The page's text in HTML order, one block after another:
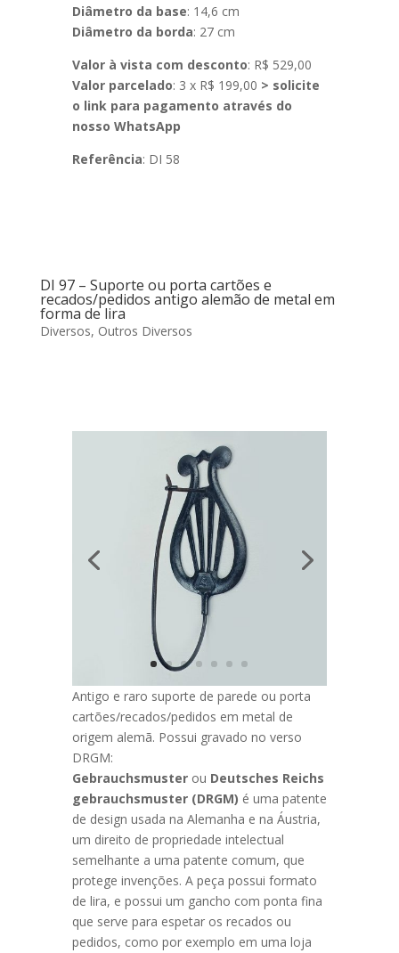
Diâmetro da base: 14,6 cm
Diâmetro da borda: 27 cm
Valor à vista com desconto: R$ 529,00
Valor parcelado: 3 x R$ 199,00 > solicite
o link para pagamento através do
nosso WhatsApp
Referência: DI 58
DI 97 – Suporte ou porta cartões e
recados/pedidos antigo alemão de metal em
forma de lira
Diversos, Outros Diversos
Antigo e raro suporte de parede ou porta
cartões/recados/pedidos em metal de
origem alemã. Possui gravado no verso
DRGM:
Gebrauchsmuster ou Deutsches Reichs
gebrauchsmuster (DRGM) é uma patente
de design usada na Alemanha e na Áustria,
um direito de propriedade intelectual
semelhante a uma patente comum, que
protege invenções. A peça possui formato
de lira, e possui um gancho com ponta fina
que serve para espetar os recados ou
pedidos, como por exemplo em uma loja